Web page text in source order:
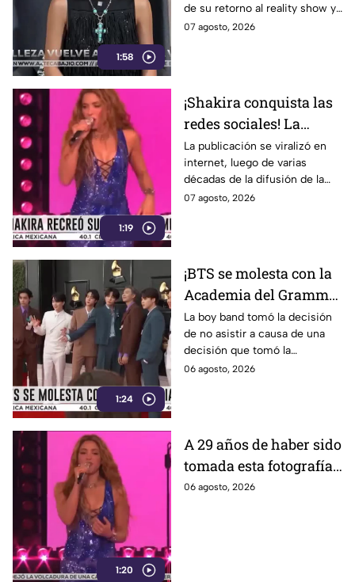
1:58
de su retorno al reality show y
las primeras reacciones entre
07 agosto, 2026
1:19
¡Shakira conquista las
redes sociales! La
cantante colombiana
recrea icónico meme
La publicación se viralizó en
internet, luego de varias
décadas de la difusión de la
imagen.
07 agosto, 2026
1:24
¡BTS se molesta con la
Academia del Grammy!
Conoce la razón de la
agrupación
La boy band tomó la decisión
de no asistir a causa de una
decisión que tomó la
Academia.
06 agosto, 2026
1:20
A 29 años de haber sido
tomada esta fotografía,
Shakira recrea uno de
06 agosto, 2026